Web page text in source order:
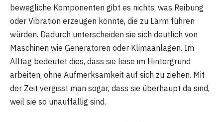
bewegliche Komponenten gibt es nichts, was Reibung
oder Vibration erzeugen könnte, die zu Lärm führen
würden. Dadurch unterscheiden sie sich deutlich von
Maschinen wie Generatoren oder Klimaanlagen. Im
Alltag bedeutet dies, dass sie leise im Hintergrund
arbeiten, ohne Aufmerksamkeit auf sich zu ziehen. Mit
der Zeit vergisst man sogar, dass sie überhaupt da sind,
weil sie so unauffällig sind.